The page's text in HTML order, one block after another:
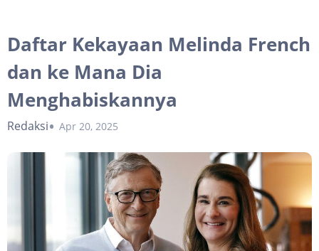
Daftar Kekayaan Melinda French
dan ke Mana Dia
Menghabiskannya
Redaksi Apr 20, 2025